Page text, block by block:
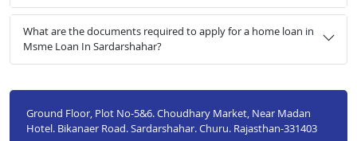
What are the documents required to apply for a home loan in
Msme Loan In Sardarshahar?
Ground Floor, Plot No-5&6. Choudhary Market, Near Madan
Hotel. Bikanaer Road. Sardarshahar. Churu. Rajasthan-331403